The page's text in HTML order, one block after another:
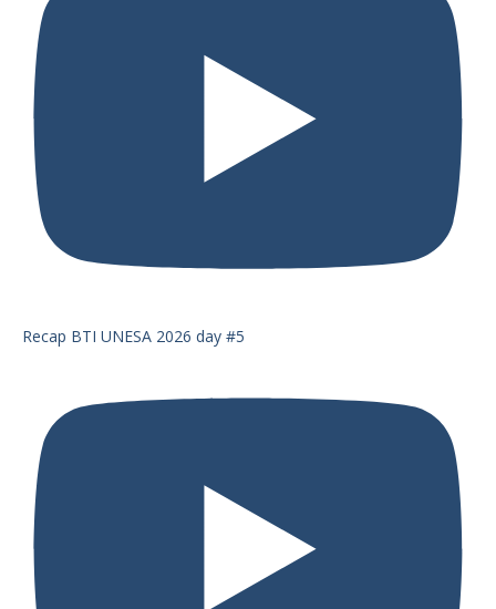
Recap BTI UNESA 2026 day #5